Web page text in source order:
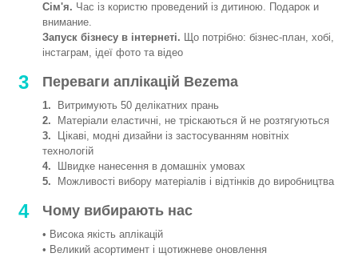
Сім'я. Час із користю проведений із дитиною. Подарок и
внимание.
Запуск бізнесу в інтернеті. Що потрібно: бізнес-план, хобі,
інстаграм, ідеї фото та відео
3 Переваги аплікацій Bezema
1. Витримують 50 делікатних прань
2. Матеріали еластичні, не тріскаються й не розтягуються
3. Цікаві, модні дизайни із застосуванням новітніх
технологій
4. Швидке нанесення в домашніх умовах
5. Можливості вибору матеріалів і відтінків до виробництва
4 Чому вибирають нас
• Висока якість аплікацій
• Великий асортимент і щотижневе оновлення